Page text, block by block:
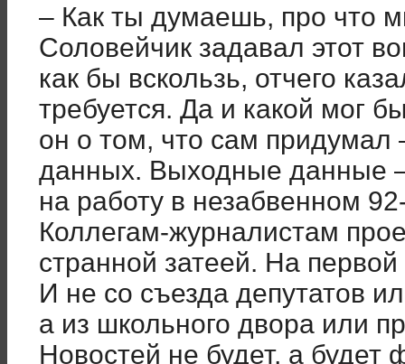
– Как ты думаешь, про что
Соловейчик задавал этот
как бы вскользь, отчего
требуется. Да и какой мог
он о том, что сам придумал
данных. Выходные данные
на работу в незабвенном
Коллегам-журналистам
странной затеей. На
И не со съезда депутатов
а из школьного двора или
Новостей не будет, а